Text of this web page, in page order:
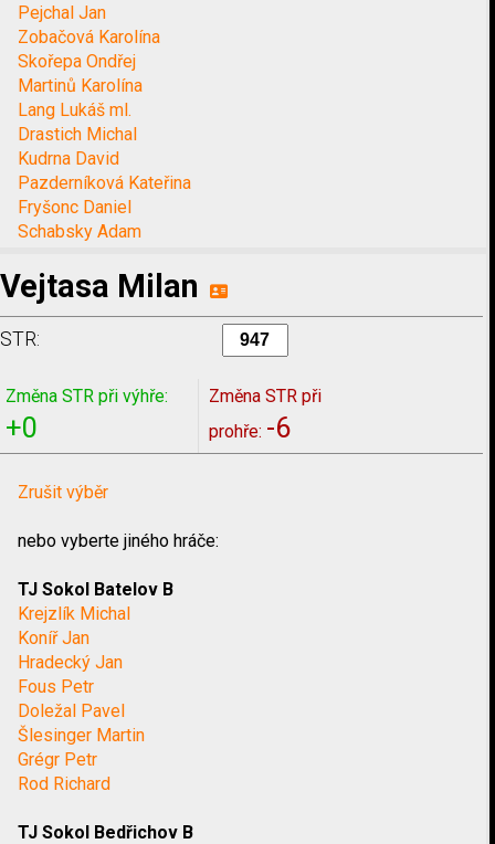
Pejchal Jan
Zobačová Karolína
Skořepa Ondřej
Martinů Karolína
Lang Lukáš ml.
Drastich Michal
Kudrna David
Pazderníková Kateřina
Fryšonc Daniel
Schabsky Adam
Vejtasa Milan
STR:
Změna STR při výhře:
+0
Změna STR při
prohře: -6
Zrušit výběr
nebo vyberte jiného hráče:
TJ Sokol Batelov B
Krejzlík Michal
Koníř Jan
Hradecký Jan
Fous Petr
Doležal Pavel
Šlesinger Martin
Grégr Petr
Rod Richard
TJ Sokol Bedřichov B